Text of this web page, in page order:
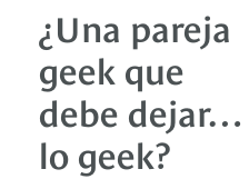
¿Una pareja
geek que
debe dejar…
lo geek?